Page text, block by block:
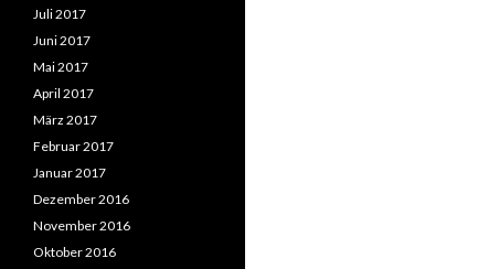
Juli 2017
Juni 2017
Mai 2017
April 2017
März 2017
Februar 2017
Januar 2017
Dezember 2016
November 2016
Oktober 2016